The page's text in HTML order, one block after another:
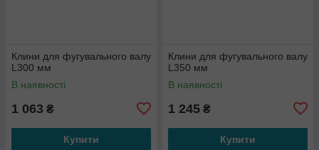
Клини для фугувального валу
L300 мм
В наявності
1 063 ₴
Купити
Клини для фугувального валу
L350 мм
В наявності
1 245 ₴
Купити